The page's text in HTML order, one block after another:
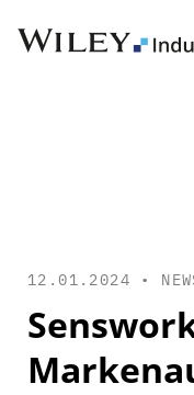
12.01.2024 •